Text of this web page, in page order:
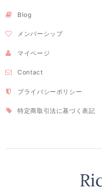
Blog
メンバーシップ
マイページ
Contact
プライバシーポリシー
特定商取引法に基づく表記